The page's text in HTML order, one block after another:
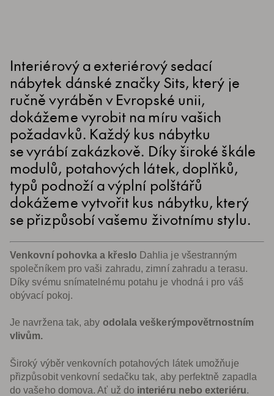
Interiérový a exteriérový sedací
nábytek dánské značky Sits, který je
ručně vyráběn v Evropské unii,
dokážeme vyrobit na míru vašich
požadavků. Každý kus nábytku
se vyrábí zakázkově. Díky široké škále
modulů, potahových látek, doplňků,
typů podnoží a výplní polštářů
dokážeme vytvořit kus nábytku, který
se přizpůsobí vašemu životnímu stylu.
Venkovní pohovka a křeslo Dahlia je všestranným
společníkem pro vaši zahradu, zimní zahradu a terasu.
Díky svému snímatelnému potahu je vhodná i pro váš
obývací pokoj.
Je navržena tak, aby odolala veškerýmpovětrnostním
vlivům.
Široký výběr venkovních potahových látek umožňuje
přizpůsobit venkovní sedačku tak, aby perfektně zapadla
do vašeho domova. Ať už do interiéru nebo exteriéru.